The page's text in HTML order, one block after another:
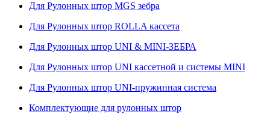
Для Рулонных штор MGS зебра
Для Рулонных штор ROLLA кассета
Для Рулонных штор UNI & MINI-ЗЕБРА
Для Рулонных штор UNI кассетной и системы MINI
Для Рулонных штор UNI-пружинная система
Комплектующие для рулонных штор